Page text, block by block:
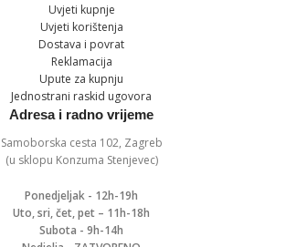
Uvjeti kupnje
Uvjeti korištenja
Dostava i povrat
Reklamacija
Upute za kupnju
Jednostrani raskid ugovora
Adresa i radno vrijeme
Samoborska cesta 102, Zagreb
(u sklopu Konzuma Stenjevec)
Ponedjeljak - 12h-19h
Uto, sri, čet, pet – 11h-18h
Subota - 9h-14h